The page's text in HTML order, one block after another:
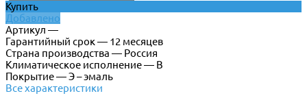
Купить
Добавлено
Артикул —
Гарантийный срок — 12 месяцев
Страна производства — Россия
Климатическое исполнение — В
Покрытие — Э – эмаль
Все характеристики